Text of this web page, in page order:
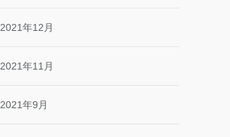
2021年12月
2021年11月
2021年9月